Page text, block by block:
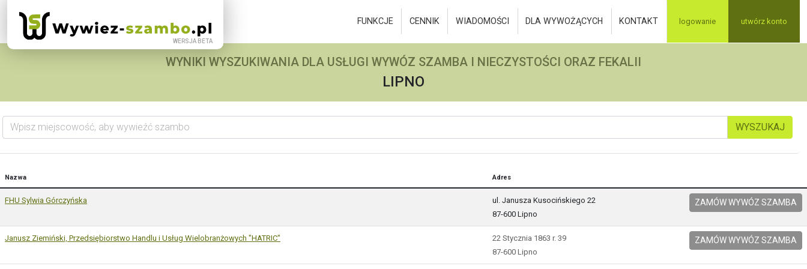
FUNKCJE CENNIK WIADOMOŚCI DLA WYWOŻĄCYCH KONTAKT logowanie utwórz konto
WYNIKI WYSZUKIWANIA DLA USŁUGI WYWÓZ SZAMBA I NIECZYSTOŚCI ORAZ FEKALII
LIPNO
Wpisz miejscowość, aby wywieźć szambo
WYSZUKAJ
Nazwa Adres
FHU Sylwia Górczyńska
ul. Janusza Kusocińskiego 22
87-600 Lipno
ZAMÓW WYWÓZ SZAMBA
Janusz Ziemiński, Przedsiębiorstwo Handlu i Usług Wielobranżowych "HATRIC"
22 Stycznia 1863 r. 39
87-600 Lipno
ZAMÓW WYWÓZ SZAMBA